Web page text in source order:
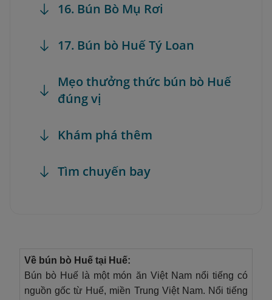
16. Bún Bò Mụ Rơi
17. Bún bò Huế Tý Loan
Mẹo thưởng thức bún bò Huế
đúng vị
Khám phá thêm
Tìm chuyến bay
Về bún bò Huế tại Huế:
Bún bò Huế là một món ăn Việt Nam nổi tiếng có
nguồn gốc từ Huế, miền Trung Việt Nam. Nổi tiếng